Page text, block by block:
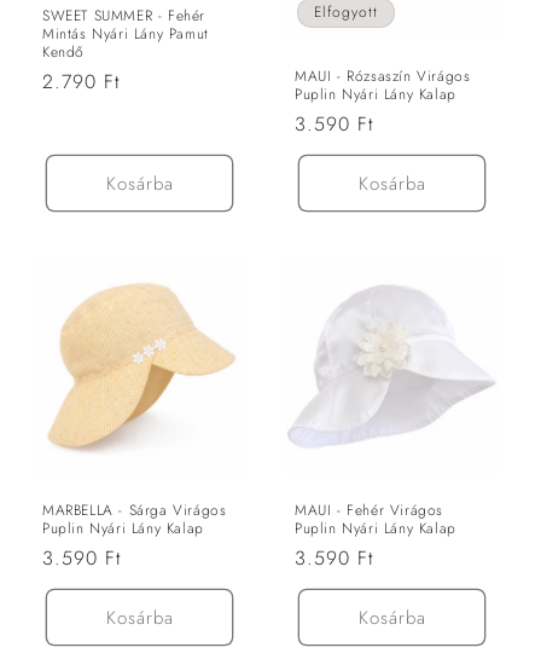
SWEET SUMMER - Fehér
Mintás Nyári Lány Pamut
Kendő
Normál
2.790 Ft
Kosárba
Elfogyott
MAUI - Rózsaszín Virágos
Puplin Nyári Lány Kalap
Normál
ár
3.590 Ft
Kosárba
MARBELLA - Sárga Virágos
Puplin Nyári Lány Kalap
Normál
ár
3.590 Ft
Kosárba
MAUI - Fehér Virágos
Puplin Nyári Lány Kalap
Normál
ár
3.590 Ft
Kosárba